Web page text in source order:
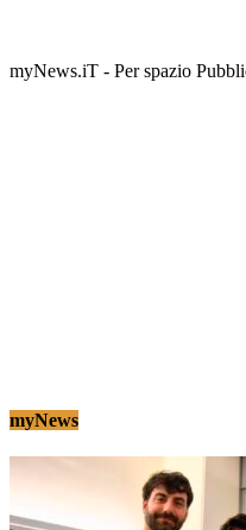
myNews.iT - Per spazio
myNews